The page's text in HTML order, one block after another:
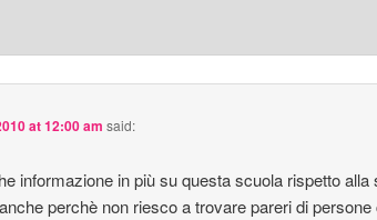
at 12:00 am said:
informazione in più su questa scuola rispetto alla
perchè non riesco a trovare pareri di persone